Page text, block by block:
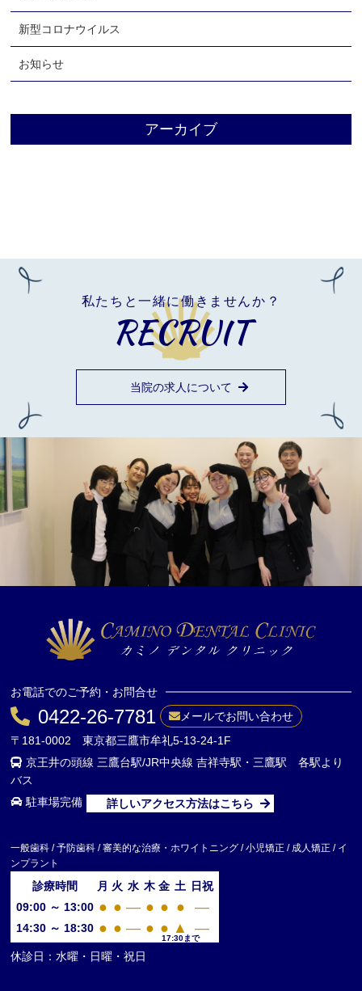
新型コロナウイルス
お知らせ
アーカイブ
私たちと一緒に働きませんか？
RECRUIT
当院の求人について
お電話でのご予約・お問合せ
0422-26-7781
メールでお問い合わせ
〒181-0002 東京都三鷹市牟礼5-13-24-1F
京王井の頭線 三鷹台駅/JR中央線 吉祥寺駅・三鷹駅 各駅より
バス
駐車場完備
詳しいアクセス方法はこちら
一般歯科 / 予防歯科 / 審美的な治療・ホワイトニング / 小児矯正 / 成人矯正 / イ
ンプラント
診療時間 月 火 水 木 金 土 日祝
09:00 ～ 13:00 ● ● — ● ● ● —
14:30 ～ 18:30 ● ● — ● ● ▲
17:30まで
—
休診日：水曜・日曜・祝日